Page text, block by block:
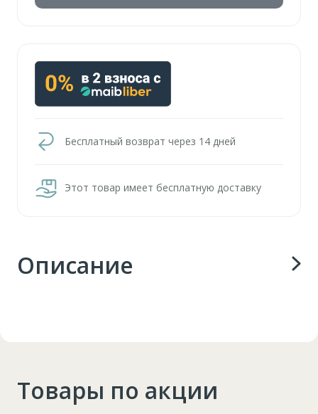
Бесплатный возврат через 14 дней
Этот товар имеет бесплатную доставку
Описание
Товары по акции